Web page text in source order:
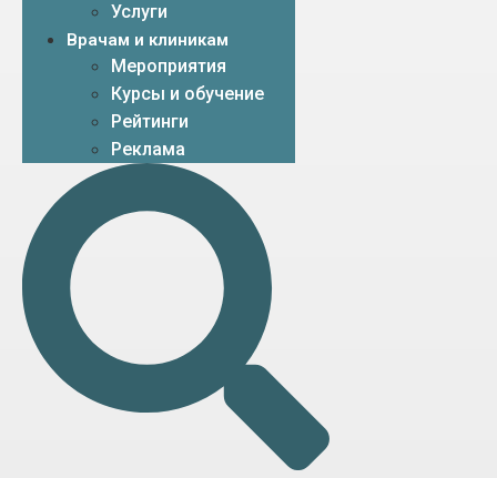
Услуги
Врачам и клиникам
Мероприятия
Курсы и обучение
Рейтинги
Реклама